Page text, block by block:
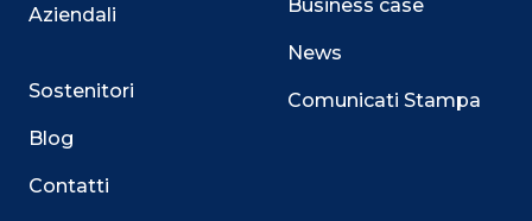
Aziendali
Sostenitori
Blog
Contatti
Business case
News
Comunicati Stampa